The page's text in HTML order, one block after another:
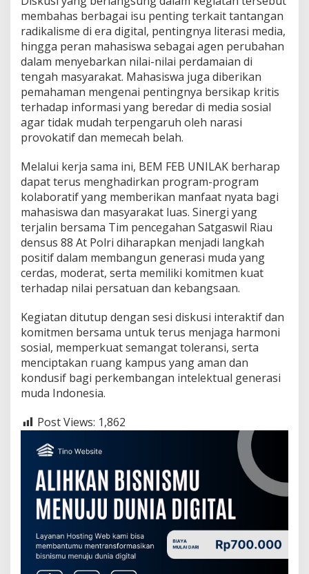
n
g
s
a
n
membahas berbagai isu penting terkait tantangan
radikalisme di era digital, pentingnya literasi media,
hingga peran mahasiswa sebagai agen perubahan
dalam menyebarkan nilai-nilai perdamaian di
tengah masyarakat. Mahasiswa juga diberikan
pemahaman mengenai pentingnya bersikap kritis
terhadap informasi yang beredar di media sosial
agar tidak mudah terpengaruh oleh narasi
provokatif dan memecah belah.
Melalui kerja sama ini, BEM FEB UNILAK berharap
dapat terus menghadirkan program-program
kolaboratif yang memberikan manfaat nyata bagi
mahasiswa dan masyarakat luas. Sinergi yang
terjalin bersama Tim pencegahan Satgaswil Riau
densus 88 At Polri diharapkan menjadi langkah
positif dalam membangun generasi muda yang
cerdas, moderat, serta memiliki komitmen kuat
terhadap nilai persatuan dan kebangsaan.
Kegiatan ditutup dengan sesi diskusi interaktif dan
komitmen bersama untuk terus menjaga harmoni
sosial, memperkuat semangat toleransi, serta
menciptakan ruang kampus yang aman dan
kondusif bagi perkembangan intelektual generasi
muda Indonesia.
Post Views: 1,862